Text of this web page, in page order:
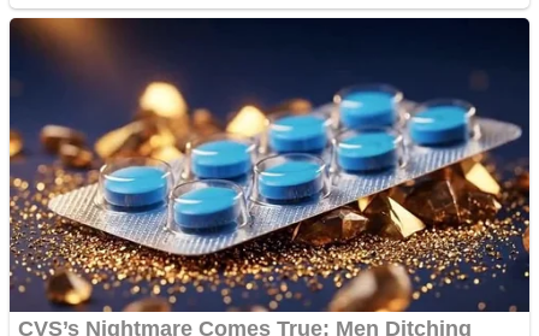
metale
Răcitor de apă CW5000
pentru freze cu laser fără
metale